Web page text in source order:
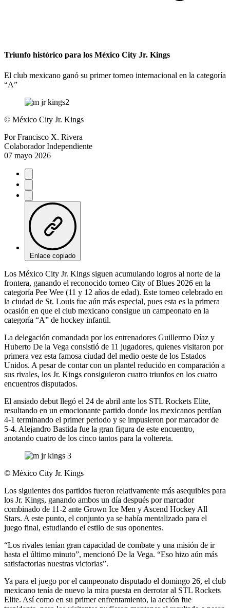
Triunfo histórico para los México City Jr. Kings
El club mexicano ganó su primer torneo internacional en la categoría
“A”
© México City Jr. Kings
Por Francisco X. Rivera
Colaborador Independiente
07 mayo 2026
Enlace copiado
Los México City Jr. Kings siguen acumulando logros al norte de la
frontera, ganando el reconocido torneo City of Blues 2026 en la
categoría Pee Wee (11 y 12 años de edad). Este torneo celebrado en
la ciudad de St. Louis fue aún más especial, pues esta es la primera
ocasión en que el club mexicano consigue un campeonato en la
categoría “A” de hockey infantil.
La delegación comandada por los entrenadores Guillermo Díaz y
Huberto De la Vega consistió de 11 jugadores, quienes visitaron por
primera vez esta famosa ciudad del medio oeste de los Estados
Unidos. A pesar de contar con un plantel reducido en comparación a
sus rivales, los Jr. Kings consiguieron cuatro triunfos en los cuatro
encuentros disputados.
El ansiado debut llegó el 24 de abril ante los STL Rockets Elite,
resultando en un emocionante partido donde los mexicanos perdían
4-1 terminando el primer periodo y se impusieron por marcador de
5-4. Alejandro Bastida fue la gran figura de este encuentro,
anotando cuatro de los cinco tantos para la voltereta.
© México City Jr. Kings
Los siguientes dos partidos fueron relativamente más asequibles para
los Jr. Kings, ganando ambos un día después por marcador
combinado de 11-2 ante Grown Ice Men y Ascend Hockey All
Stars. A este punto, el conjunto ya se había mentalizado para el
juego final, estudiando el estilo de sus oponentes.
“Los rivales tenían gran capacidad de combate y una misión de ir
hasta el último minuto”, mencionó De la Vega. “Eso hizo aún más
satisfactorias nuestras victorias”.
Ya para el juego por el campeonato disputado el domingo 26, el club
mexicano tenía de nuevo la mira puesta en derrotar al STL Rockets
Elite. Así como en su primer enfrentamiento, la acción fue